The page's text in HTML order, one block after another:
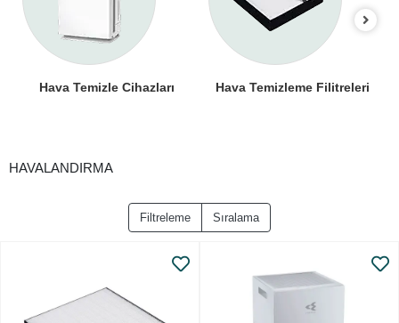
Hava Temizle Cihazları Hava Temizleme Filitreleri
HAVALANDIRMA
Filtreleme Sıralama